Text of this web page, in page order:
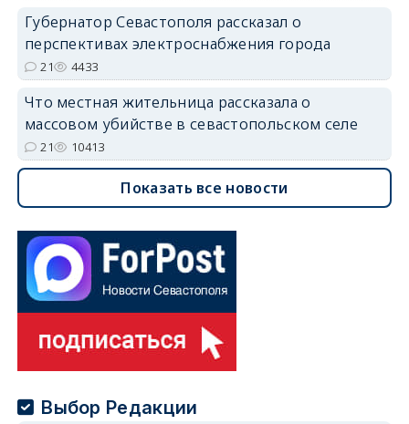
Губернатор Севастополя рассказал о
перспективах электроснабжения города
21 4433
Что местная жительница рассказала о
массовом убийстве в севастопольском селе
21 10413
Показать все новости
Выбор Редакции